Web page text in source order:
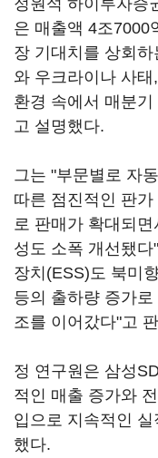
정원석 하이투자증
은 매출액 4조7000
장 기대치를 상회
와 우크라이나 사
환경 속에서 매분
고 설명했다.
그는 "부문별로 자
따른 점진적인 판
로 판매가 확대되
성도 소폭 개선됐
장치(ESS)도 북미
등의 출하량 증가로
조를 이어갔다"고
정 연구원은 삼성
적인 매출 증가와
입으로 지속적인
했다.